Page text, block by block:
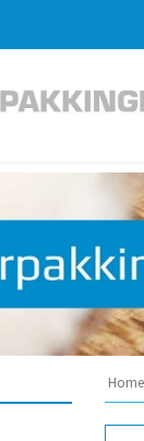
Home